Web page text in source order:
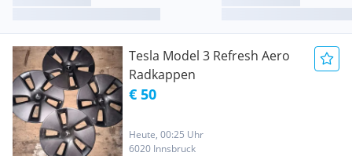
Tesla Model 3 Refresh Aero
Radkappen
€ 50
Heute, 00:25 Uhr
6020 Innsbruck